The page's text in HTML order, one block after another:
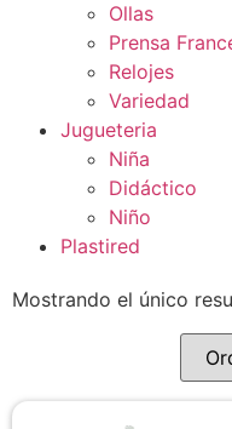
Ollas
Prensa
Relojes
Variedad
Jugueteria
Niña
Didáctico
Niño
Plastired
Mostrando el único